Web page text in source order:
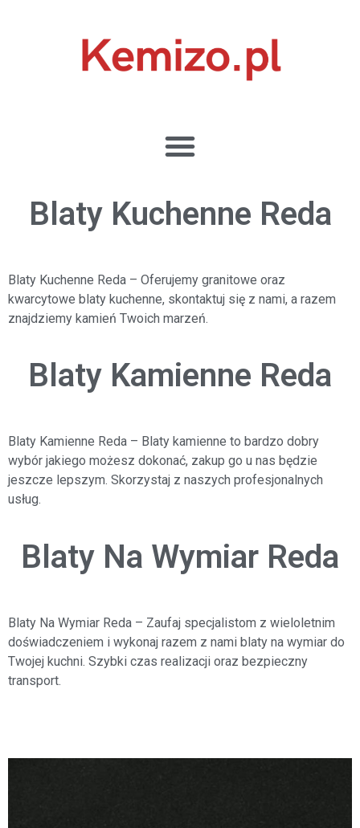
Blaty Kuchenne Reda
Blaty Kuchenne Reda – Oferujemy granitowe oraz
kwarcytowe blaty kuchenne, skontaktuj się z nami, a razem
znajdziemy kamień Twoich marzeń.
Blaty Kamienne Reda
Blaty Kamienne Reda – Blaty kamienne to bardzo dobry
wybór jakiego możesz dokonać, zakup go u nas będzie
jeszcze lepszym. Skorzystaj z naszych profesjonalnych
usług.
Blaty Na Wymiar Reda
Blaty Na Wymiar Reda – Zaufaj specjalistom z wieloletnim
doświadczeniem i wykonaj razem z nami blaty na wymiar do
Twojej kuchni. Szybki czas realizacji oraz bezpieczny
transport.